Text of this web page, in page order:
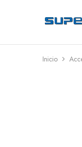
Ropa
Envío
gratis*
Inicio